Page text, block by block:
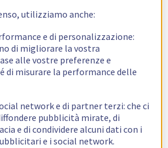
utilizziamo anche:
e di personalizzazione:
di migliorare la vostra
alle vostre preferenze e
di misurare la performance delle
network e di partner terzi: che ci
pubblicità mirate, di
e di condividere alcuni dati con i
e i social network.